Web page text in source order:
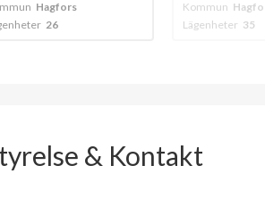
Hagfors
26
Kommun
Lägenheter 35
& Kontakt